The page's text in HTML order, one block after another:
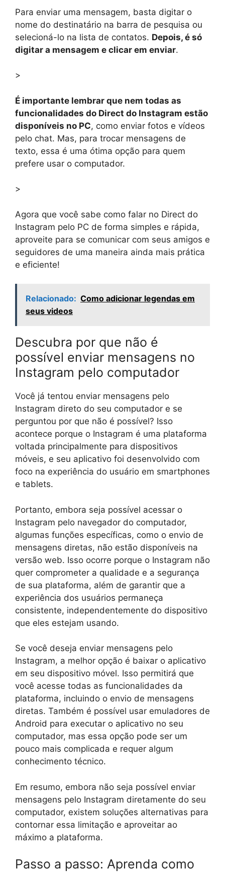
Para enviar uma mensagem, basta digitar o
nome do destinatário na barra de pesquisa ou
selecioná-lo na lista de contatos. Depois, é só
digitar a mensagem e clicar em enviar.
>
É importante lembrar que nem todas as
funcionalidades do Direct do Instagram estão
disponíveis no PC, como enviar fotos e vídeos
pelo chat. Mas, para trocar mensagens de
texto, essa é uma ótima opção para quem
prefere usar o computador.
>
Agora que você sabe como falar no Direct do
Instagram pelo PC de forma simples e rápida,
aproveite para se comunicar com seus amigos e
seguidores de uma maneira ainda mais prática
e eficiente!
Relacionado: Como adicionar legendas em
seus videos
Descubra por que não é
possível enviar mensagens no
Instagram pelo computador
Você já tentou enviar mensagens pelo
Instagram direto do seu computador e se
perguntou por que não é possível? Isso
acontece porque o Instagram é uma plataforma
voltada principalmente para dispositivos
móveis, e seu aplicativo foi desenvolvido com
foco na experiência do usuário em smartphones
e tablets.
Portanto, embora seja possível acessar o
Instagram pelo navegador do computador,
algumas funções específicas, como o envio de
mensagens diretas, não estão disponíveis na
versão web. Isso ocorre porque o Instagram não
quer comprometer a qualidade e a segurança
de sua plataforma, além de garantir que a
experiência dos usuários permaneça
consistente, independentemente do dispositivo
que eles estejam usando.
Se você deseja enviar mensagens pelo
Instagram, a melhor opção é baixar o aplicativo
em seu dispositivo móvel. Isso permitirá que
você acesse todas as funcionalidades da
plataforma, incluindo o envio de mensagens
diretas. Também é possível usar emuladores de
Android para executar o aplicativo no seu
computador, mas essa opção pode ser um
pouco mais complicada e requer algum
conhecimento técnico.
Em resumo, embora não seja possível enviar
mensagens pelo Instagram diretamente do seu
computador, existem soluções alternativas para
contornar essa limitação e aproveitar ao
máximo a plataforma.
Passo a passo: Aprenda como